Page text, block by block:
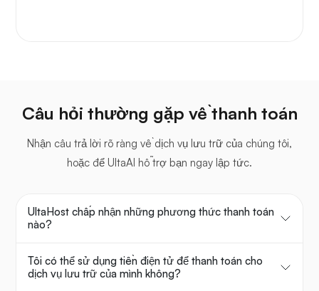
Câu hỏi thường gặp về thanh toán
Nhận câu trả lời rõ ràng về dịch vụ lưu trữ của chúng tôi,
hoặc để UltaAI hỗ trợ bạn ngay lập tức.
UltaHost chấp nhận những phương thức thanh toán
nào?
Tôi có thể sử dụng tiền điện tử để thanh toán cho
dịch vụ lưu trữ của mình không?